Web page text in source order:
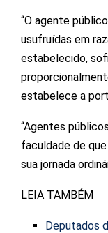
“O agente
usufruídas em
estabelecido,
estabelece a
“Agentes
faculdade de
sua jornada
LEIA TAMBÉM
Deputados